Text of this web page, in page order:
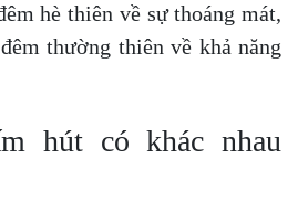
hè thiên về sự thoáng mát,
thường thiên về khả năng
hút có khác nhau